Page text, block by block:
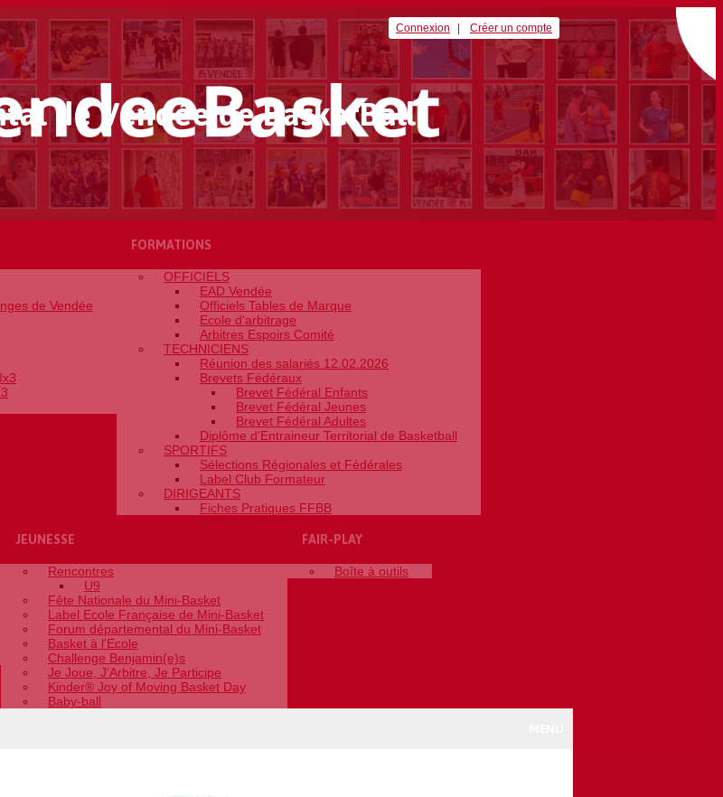
Connexion Créer un compte
de Vendée de BasketBall
de Vendée
FORMATIONS
OFFICIELS
EAD Vendée
Officiels Tables de Marque
Ecole d'arbitrage
Arbitres Espoirs Comité
TECHNICIENS
Réunion des salariés 12.02.2026
Brevets Fédéraux
Brevet Fédéral Enfants
Brevet Fédéral Jeunes
Brevet Fédéral Adultes
Diplôme d'Entraineur Territorial de Basketball
SPORTIFS
Sélections Régionales et Fédérales
Label Club Formateur
DIRIGEANTS
Fiches Pratiques FFBB
JEUNESSE
Rencontres
U9
Fête Nationale du Mini-Basket
Label Ecole Française de Mini-Basket
Forum départemental du Mini-Basket
Basket à l'Ecole
Challenge Benjamin(e)s
Je Joue, J'Arbitre, Je Participe
Kinder® Joy of Moving Basket Day
Baby-ball
FAIR-PLAY
Boîte à outils